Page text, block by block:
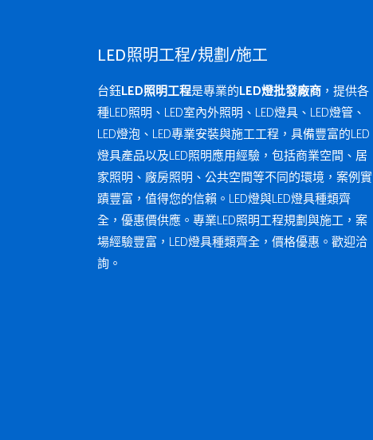
LED照明工程/規劃/施工
台鈺LED照明工程是專業的LED燈批發廠商 ，提供各
種LED照明、LED室內外照明、LED燈具、LED燈管、
LED燈泡、LED專業安裝與施工工程，具備豐富的LED
燈具產品以及LED照明應用經驗，包括商業空間、居
家照明、廠房照明、公共空間等不同的環境，案例實
蹟豐富，值得您的信賴。LED燈與LED燈具種類齊
全，優惠價供應。專業LED照明工程規劃與施工，案
場經驗豐富，LED燈具種類齊全，價格優惠。歡迎洽
詢。